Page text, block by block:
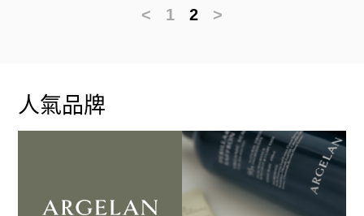
< 1 2 >
人氣品牌